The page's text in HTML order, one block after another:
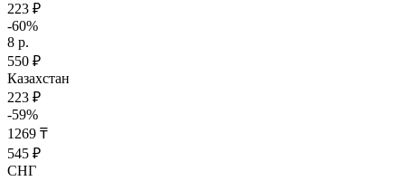
223 ₽
-60%
8 р.
550 ₽
Казахстан
223 ₽
-59%
1269 ₸
545 ₽
СНГ